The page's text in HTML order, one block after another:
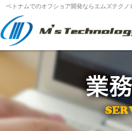
ベトナムでのオフショア開発ならエムズテク